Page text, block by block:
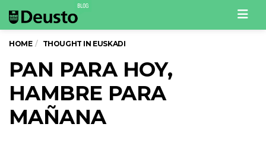
HOME THOUGHT IN EUSKADI
PAN PARA HOY,
HAMBRE PARA
MAÑANA